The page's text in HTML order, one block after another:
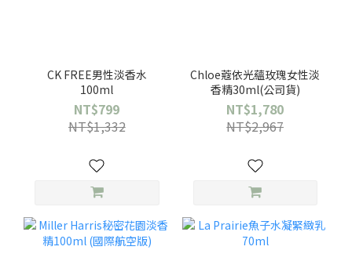
CK FREE男性淡香水
100ml
NT$799
NT$1,332
Chloe蔻依光蘊玫瑰女性淡
香精30ml(公司貨)
NT$1,780
NT$2,967